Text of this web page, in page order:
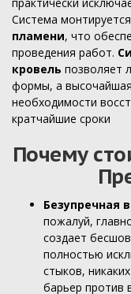
Система монтируется
пламени, что
проведения работ.
кровель позволяет
формы, а
необходимости
кратчайшие сроки
Почему
Безупречная
пожалуй,
создает
полностью
стыков,
барьер против